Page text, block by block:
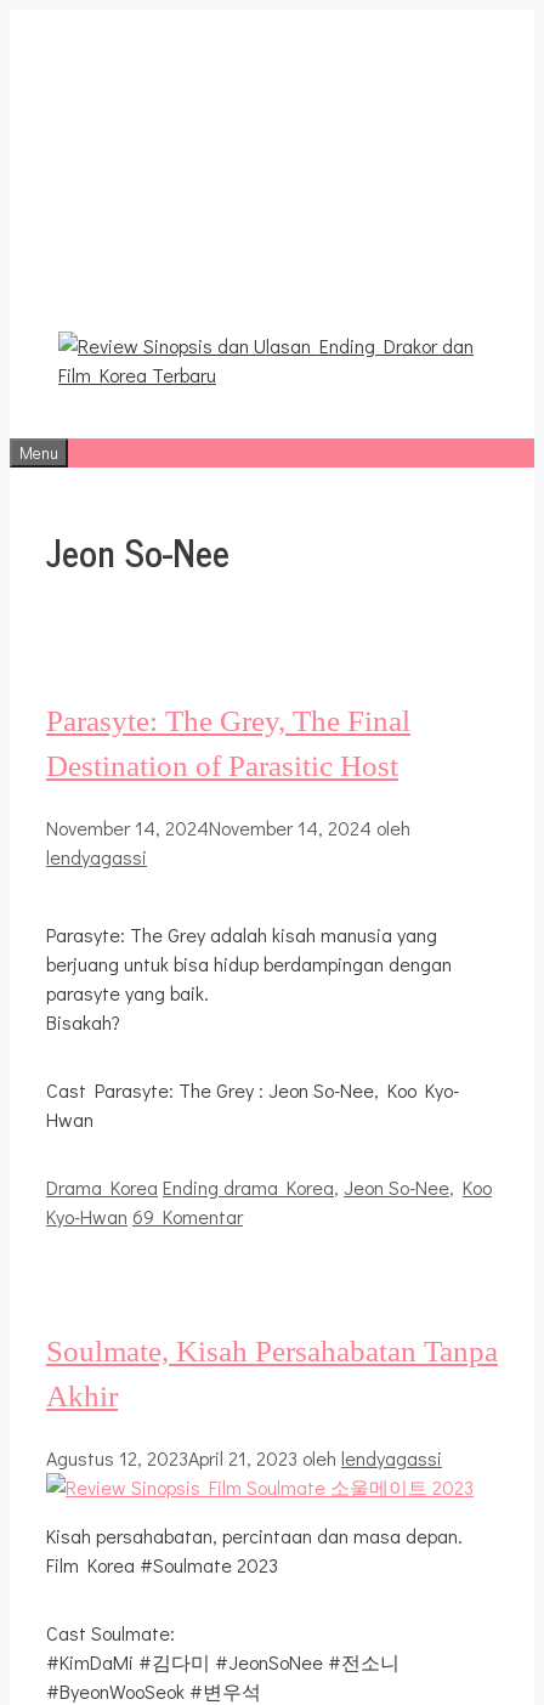
Menu
Jeon So-Nee
Parasyte: The Grey, The Final
Destination of Parasitic Host
November 14, 2024November 14, 2024 oleh
lendyagassi
Parasyte: The Grey adalah kisah manusia yang
berjuang untuk bisa hidup berdampingan dengan
parasyte yang baik.
Bisakah?
Cast Parasyte: The Grey : Jeon So-Nee, Koo Kyo-
Hwan
Kategori
Drama Korea Tag
Ending drama Korea, Jeon So-Nee, Koo
Kyo-Hwan 69 Komentar
Soulmate, Kisah Persahabatan Tanpa
Akhir
Agustus 12, 2023April 21, 2023 oleh lendyagassi
Kisah persahabatan, percintaan dan masa depan.
Film Korea #Soulmate 2023
Cast Soulmate:
#KimDaMi #김다미 #JeonSoNee #전소니
#ByeonWooSeok #변우석